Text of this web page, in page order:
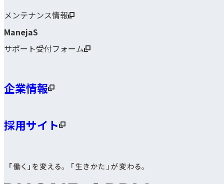
メンテナンス情報
ManejaS
サポート受付フォーム
企業情報
採用サイト